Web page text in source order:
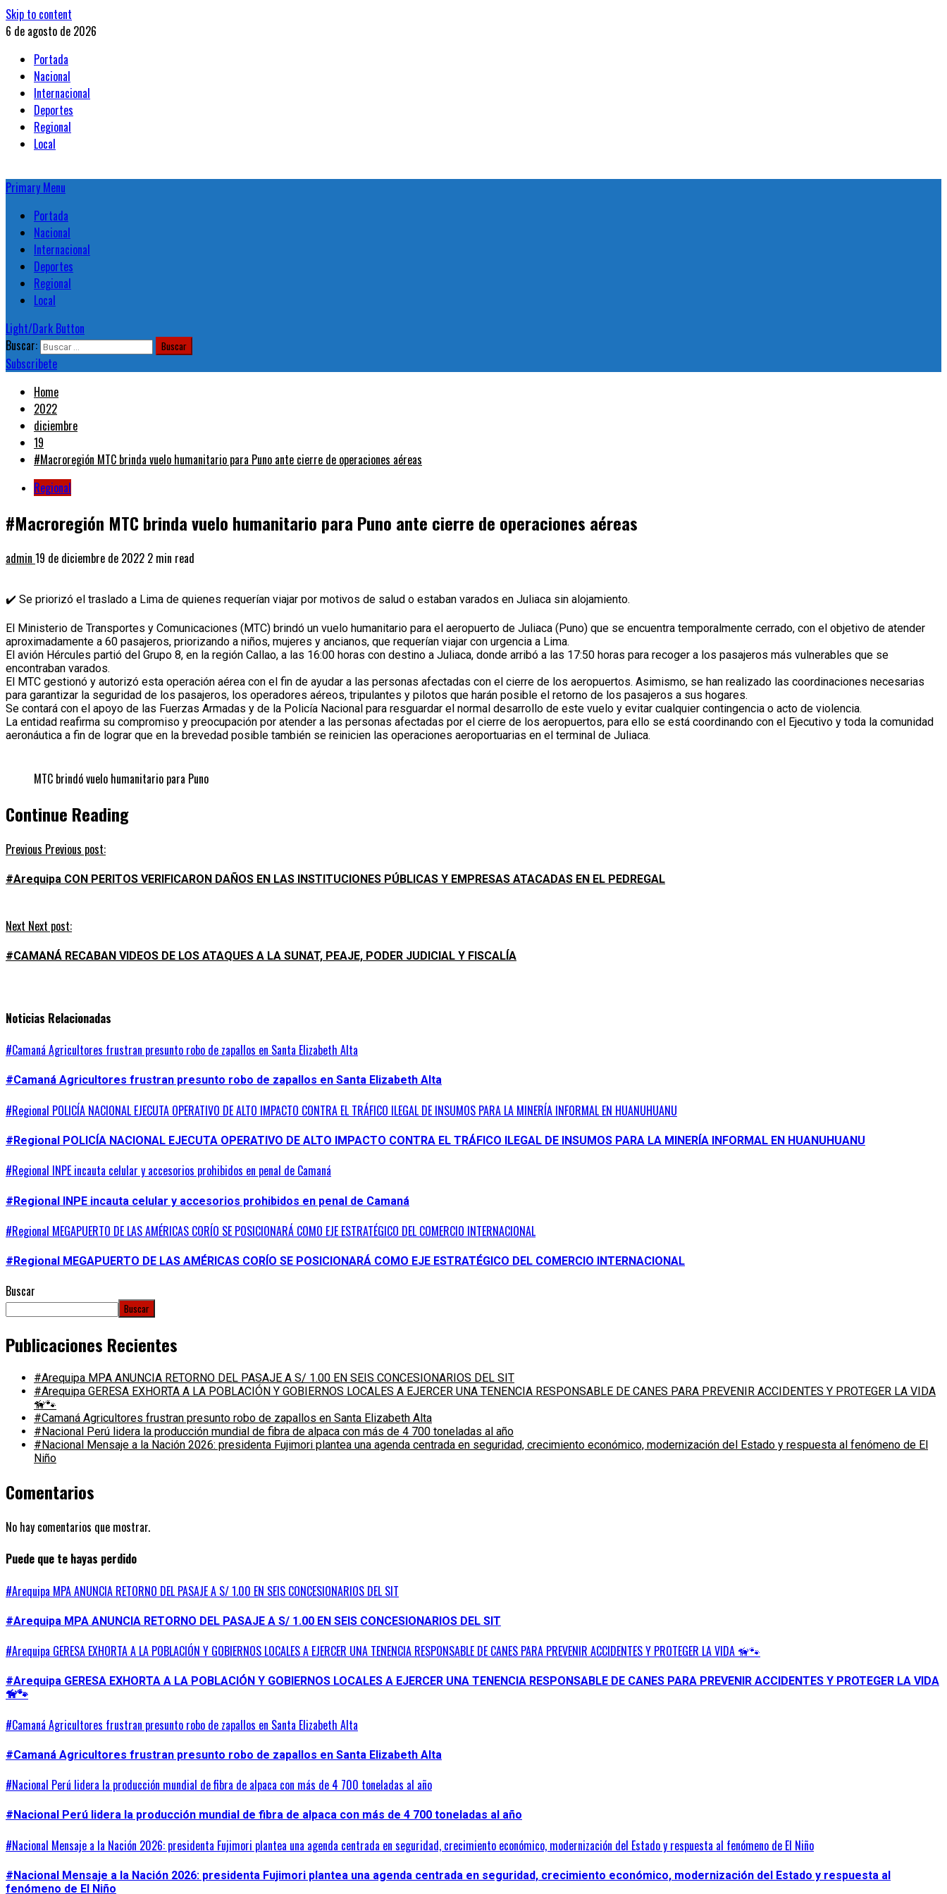
Skip to content
6 de agosto de 2026
Portada
Nacional
Internacional
Deportes
Regional
Local
Primary Menu
Portada
Nacional
Internacional
Deportes
Regional
Local
Light/Dark Button
Buscar:
Subscribete
Home
2022
diciembre
19
#Macroregión MTC brinda vuelo humanitario para Puno ante cierre de operaciones aéreas
Regional
#Macroregión MTC brinda vuelo humanitario para Puno ante cierre de operaciones aéreas
admin 19 de diciembre de 2022 2 min read
✔️ Se priorizó el traslado a Lima de quienes requerían viajar por motivos de salud o estaban varados en Juliaca sin alojamiento.
El Ministerio de Transportes y Comunicaciones (MTC) brindó un vuelo humanitario para el aeropuerto de Juliaca (Puno) que se encuentra temporalmente cerrado, con el objetivo de atender
aproximadamente a 60 pasajeros, priorizando a niños, mujeres y ancianos, que requerían viajar con urgencia a Lima.
El avión Hércules partió del Grupo 8, en la región Callao, a las 16:00 horas con destino a Juliaca, donde arribó a las 17:50 horas para recoger a los pasajeros más vulnerables que se
encontraban varados.
El MTC gestionó y autorizó esta operación aérea con el fin de ayudar a las personas afectadas con el cierre de los aeropuertos. Asimismo, se han realizado las coordinaciones necesarias
para garantizar la seguridad de los pasajeros, los operadores aéreos, tripulantes y pilotos que harán posible el retorno de los pasajeros a sus hogares.
Se contará con el apoyo de las Fuerzas Armadas y de la Policía Nacional para resguardar el normal desarrollo de este vuelo y evitar cualquier contingencia o acto de violencia.
La entidad reafirma su compromiso y preocupación por atender a las personas afectadas por el cierre de los aeropuertos, para ello se está coordinando con el Ejecutivo y toda la comunidad
aeronáutica a fin de lograr que en la brevedad posible también se reinicien las operaciones aeroportuarias en el terminal de Juliaca.
MTC brindó vuelo humanitario para Puno
Continue Reading
Previous Previous post:
#Arequipa CON PERITOS VERIFICARON DAÑOS EN LAS INSTITUCIONES PÚBLICAS Y EMPRESAS ATACADAS EN EL PEDREGAL
Next Next post:
#CAMANÁ RECABAN VIDEOS DE LOS ATAQUES A LA SUNAT, PEAJE, PODER JUDICIAL Y FISCALÍA
Noticias Relacionadas
#Camaná Agricultores frustran presunto robo de zapallos en Santa Elizabeth Alta
#Camaná Agricultores frustran presunto robo de zapallos en Santa Elizabeth Alta
#Regional POLICÍA NACIONAL EJECUTA OPERATIVO DE ALTO IMPACTO CONTRA EL TRÁFICO ILEGAL DE INSUMOS PARA LA MINERÍA INFORMAL EN HUANUHUANU
#Regional POLICÍA NACIONAL EJECUTA OPERATIVO DE ALTO IMPACTO CONTRA EL TRÁFICO ILEGAL DE INSUMOS PARA LA MINERÍA INFORMAL EN HUANUHUANU
#Regional INPE incauta celular y accesorios prohibidos en penal de Camaná
#Regional INPE incauta celular y accesorios prohibidos en penal de Camaná
#Regional MEGAPUERTO DE LAS AMÉRICAS CORÍO SE POSICIONARÁ COMO EJE ESTRATÉGICO DEL COMERCIO INTERNACIONAL
#Regional MEGAPUERTO DE LAS AMÉRICAS CORÍO SE POSICIONARÁ COMO EJE ESTRATÉGICO DEL COMERCIO INTERNACIONAL
Buscar
Buscar
Publicaciones Recientes
#Arequipa MPA ANUNCIA RETORNO DEL PASAJE A S/ 1.00 EN SEIS CONCESIONARIOS DEL SIT
#Arequipa GERESA EXHORTA A LA POBLACIÓN Y GOBIERNOS LOCALES A EJERCER UNA TENENCIA RESPONSABLE DE CANES PARA PREVENIR ACCIDENTES Y PROTEGER LA VIDA
🦮🐾
#Camaná Agricultores frustran presunto robo de zapallos en Santa Elizabeth Alta
#Nacional Perú lidera la producción mundial de fibra de alpaca con más de 4 700 toneladas al año
#Nacional Mensaje a la Nación 2026: presidenta Fujimori plantea una agenda centrada en seguridad, crecimiento económico, modernización del Estado y respuesta al fenómeno de El
Niño
Comentarios
No hay comentarios que mostrar.
Puede que te hayas perdido
#Arequipa MPA ANUNCIA RETORNO DEL PASAJE A S/ 1.00 EN SEIS CONCESIONARIOS DEL SIT
#Arequipa MPA ANUNCIA RETORNO DEL PASAJE A S/ 1.00 EN SEIS CONCESIONARIOS DEL SIT
#Arequipa GERESA EXHORTA A LA POBLACIÓN Y GOBIERNOS LOCALES A EJERCER UNA TENENCIA RESPONSABLE DE CANES PARA PREVENIR ACCIDENTES Y PROTEGER LA VIDA 🦮🐾
#Arequipa GERESA EXHORTA A LA POBLACIÓN Y GOBIERNOS LOCALES A EJERCER UNA TENENCIA RESPONSABLE DE CANES PARA PREVENIR ACCIDENTES Y PROTEGER LA VIDA
🦮🐾
#Camaná Agricultores frustran presunto robo de zapallos en Santa Elizabeth Alta
#Camaná Agricultores frustran presunto robo de zapallos en Santa Elizabeth Alta
#Nacional Perú lidera la producción mundial de fibra de alpaca con más de 4 700 toneladas al año
#Nacional Perú lidera la producción mundial de fibra de alpaca con más de 4 700 toneladas al año
#Nacional Mensaje a la Nación 2026: presidenta Fujimori plantea una agenda centrada en seguridad, crecimiento económico, modernización del Estado y respuesta al fenómeno de El Niño
#Nacional Mensaje a la Nación 2026: presidenta Fujimori plantea una agenda centrada en seguridad, crecimiento económico, modernización del Estado y respuesta al
fenómeno de El Niño